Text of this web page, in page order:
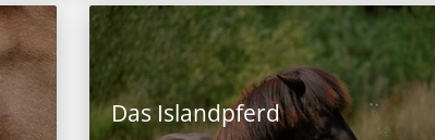
Das Islandpferd